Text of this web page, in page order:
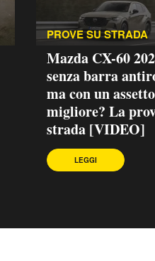
PROVE SU STRADA
Mazda CX-60
senza barra
ma con un assetto
migliore? La
strada [VIDEO]
LEGGI